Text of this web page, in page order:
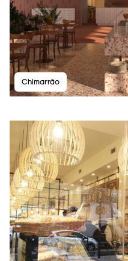
Chimarrão